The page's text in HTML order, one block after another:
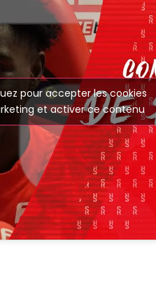
pour accepter les cookies
et activer ce contenu